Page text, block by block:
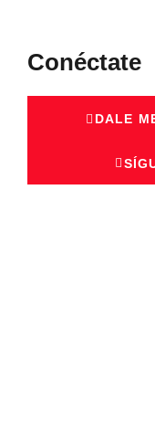
Conéctate
DALE